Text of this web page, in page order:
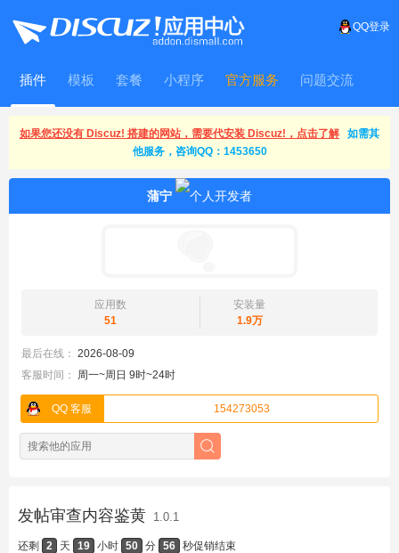
QQ登录
插件 模板 套餐 小程序 官方服务 问题交流
WitFrame
如果您还没有 Discuz! 搭建的网站，需要代安装 Discuz!，点击了解
如需其
他服务，咨询QQ：1453650
蒲宁
应用数
51
安装量
1.9万
最后在线： 2026-08-09
客服时间：
周一~周日 9时~24时
QQ 客服 154273053
发帖审查内容鉴黄 1.0.1
还剩 2 天 19 小时 50 分 56 秒促销结束